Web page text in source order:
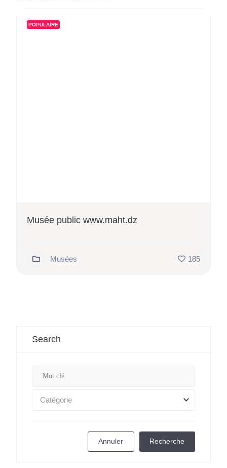
POPULAIRE
Musée public www.maht.dz
Musées 185
Search
Catégorie
Annuler Recherche